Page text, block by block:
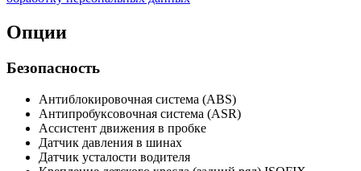
Опции
Безопасность
Антиблокировочная система (ABS)
Антипробуксовочная система (ASR)
Ассистент движения в пробке
Датчик давления в шинах
Датчик усталости водителя